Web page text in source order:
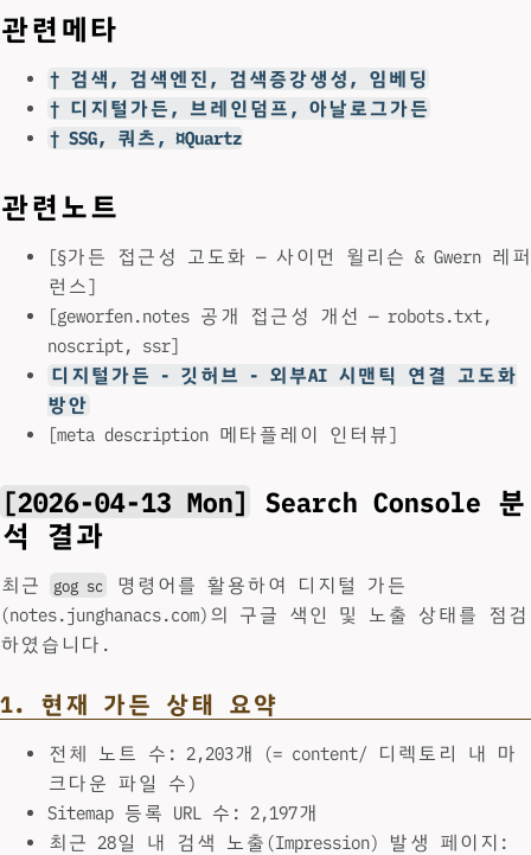
관련메타
† 검색, 검색엔진, 검색증강생성, 임베딩
† 디지털가든, 브레인덤프, 아날로그가든
† SSG, 쿼츠, ¤Quartz
관련노트
[§가든 접근성 고도화 — 사이먼 윌리슨 & Gwern 레퍼
런스]
[geworfen.notes 공개 접근성 개선 — robots.txt,
noscript, ssr]
디지털가든 - 깃허브 - 외부AI 시맨틱 연결 고도화
방안
[meta description 메타플레이 인터뷰]
[2026-04-13 Mon]
Search Console 분
석 결과
최근 gog sc
명령어를 활용하여 디지털 가든
(notes.junghanacs.com)의 구글 색인 및 노출 상태를 점검
하였습니다.
1. 현재 가든 상태 요약
전체 노트 수: 2,203개 (= content/ 디렉토리 내 마
크다운 파일 수)
Sitemap 등록 URL 수: 2,197개
최근 28일 내 검색 노출(Impression) 발생 페이지: